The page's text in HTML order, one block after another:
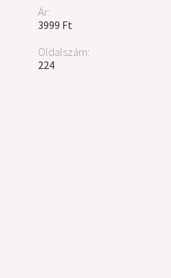
Ár:
3999 Ft
Oldalszám:
224